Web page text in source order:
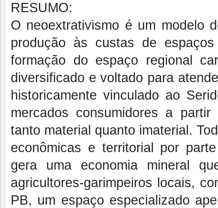
RESUMO:
O neoextrativismo é um modelo
produção às custas de
formação do espaço regional
diversificado e voltado para
historicamente vinculado ao
mercados consumidores a
tanto material quanto imaterial.
econômicas e territorial por
gera uma economia mineral
agricultores-garimpeiros locais,
PB, um espaço especializado